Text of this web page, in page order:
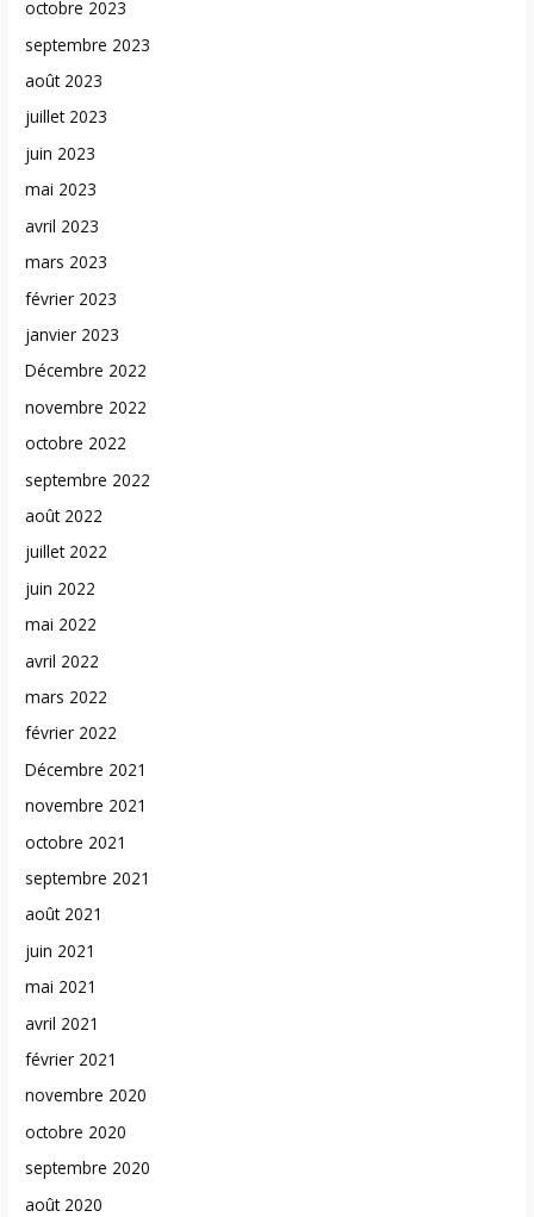
octobre 2023
septembre 2023
août 2023
juillet 2023
juin 2023
mai 2023
avril 2023
mars 2023
février 2023
janvier 2023
Décembre 2022
novembre 2022
octobre 2022
septembre 2022
août 2022
juillet 2022
juin 2022
mai 2022
avril 2022
mars 2022
février 2022
Décembre 2021
novembre 2021
octobre 2021
septembre 2021
août 2021
juin 2021
mai 2021
avril 2021
février 2021
novembre 2020
octobre 2020
septembre 2020
août 2020